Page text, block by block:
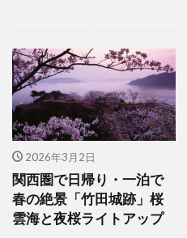
2026年3月2日
関西圏で日帰り・一泊で
春の絶景「竹田城跡」桜
雲海と夜桜ライトアップ